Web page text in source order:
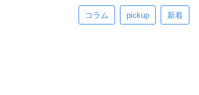
コラム pickup 新着